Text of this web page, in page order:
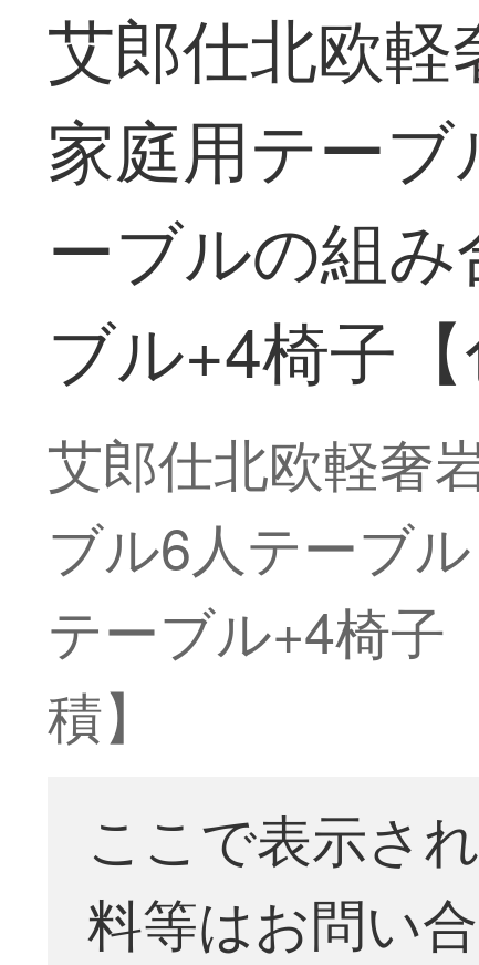
艾郎仕北欧
家庭用テー
ーブルの組
ブル+4椅子【
艾郎仕北欧軽奢
ブル6人テーブ
テーブル+4椅子
積】
ここで表示さ
料等はお問い